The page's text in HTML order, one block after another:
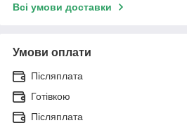
Всі умови доставки
Умови оплати
Післяплата
Готівкою
Післяплата